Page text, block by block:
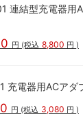
連結型充電器用
円 (税込 8,800 円 )
充電器用ACアダ
円 (税込 3,080 円 )